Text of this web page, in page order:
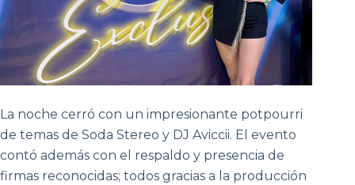
La noche cerró con un impresionante potpourri
de temas de Soda Stereo y DJ Aviccii. El evento
contó además con el respaldo y presencia de
firmas reconocidas; todos gracias a la producción